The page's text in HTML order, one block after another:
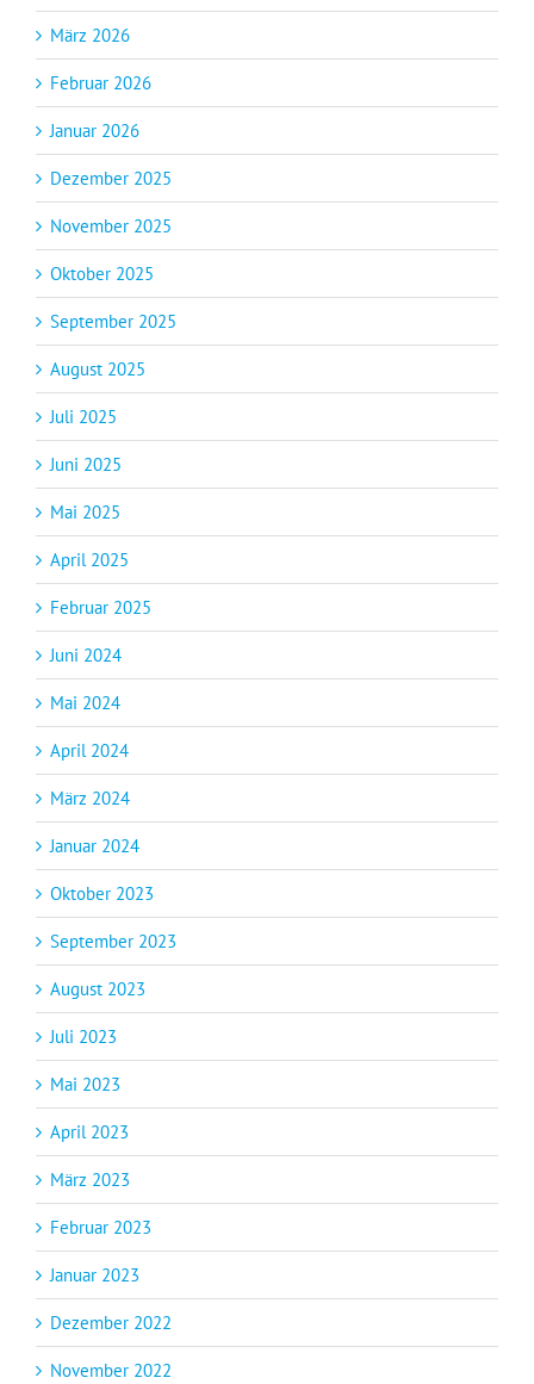
März 2026
Februar 2026
Januar 2026
Dezember 2025
November 2025
Oktober 2025
September 2025
August 2025
Juli 2025
Juni 2025
Mai 2025
April 2025
Februar 2025
Juni 2024
Mai 2024
April 2024
März 2024
Januar 2024
Oktober 2023
September 2023
August 2023
Juli 2023
Mai 2023
April 2023
März 2023
Februar 2023
Januar 2023
Dezember 2022
November 2022